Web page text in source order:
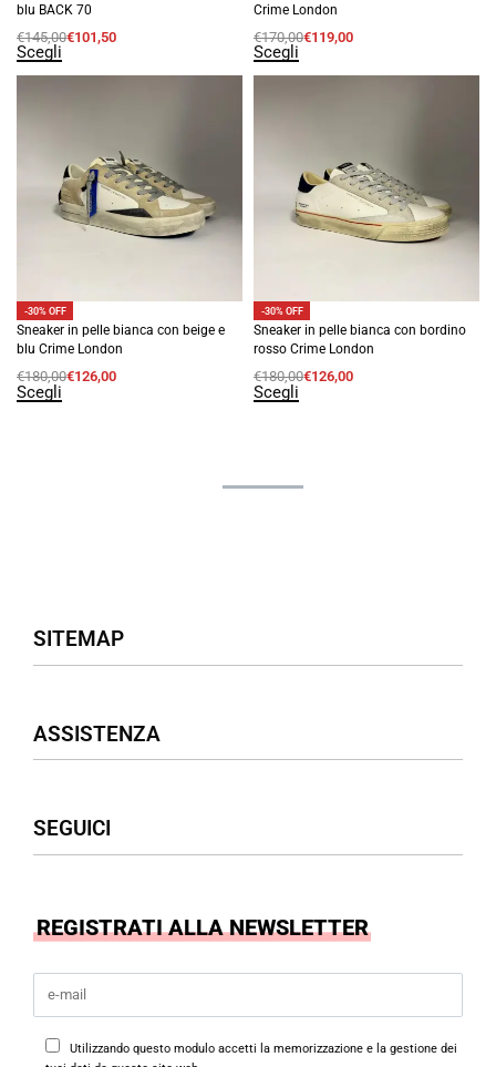
blu BACK 70
€145,00€101,50
Scegli
Crime London
€170,00€119,00
Scegli
-30% OFF
Sneaker in pelle bianca con beige e
blu Crime London
€180,00€126,00
Scegli
-30% OFF
Sneaker in pelle bianca con bordino
rosso Crime London
€180,00€126,00
Scegli
Sneaker in pelle bianca modello
Scegli
Sneaker basket in pelle bianca e
-30% OFF
190,00 €133,00